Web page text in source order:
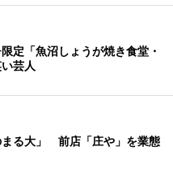
定「魚沼しょうが焼き食堂・
芸人
まる大」 前店「庄や」を業態